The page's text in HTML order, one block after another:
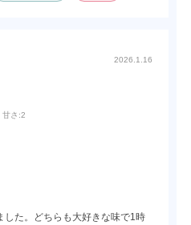
2026.1.16
甘さ :2
した。どちらも大好きな味で1時